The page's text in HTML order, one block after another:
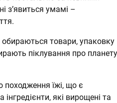
з’явиться умамі –
товари, упаковку
піклування про планету
походження їжі, що є
які вирощені та